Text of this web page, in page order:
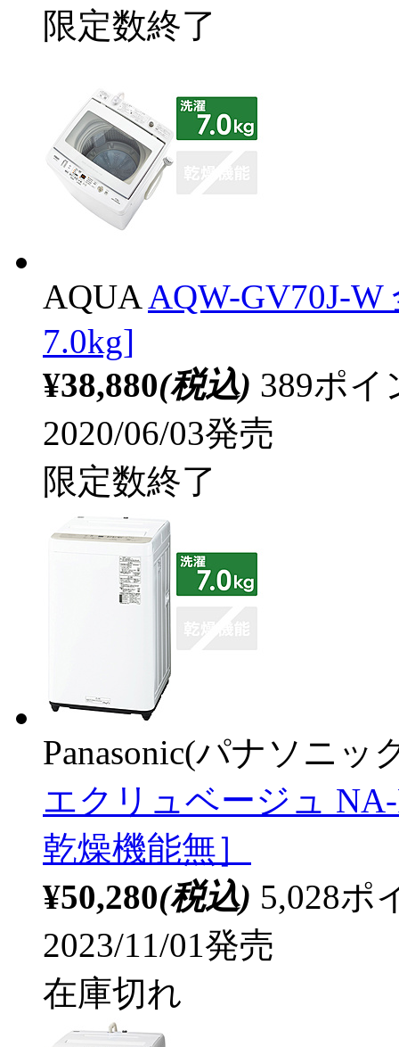
限定数終了
AQUA AQW-GV70J-
7.0kg]
¥38,880(税込) 389ポ
2020/06/03発売
限定数終了
Panasonic(パナソニッ
エクリュベージュ
乾燥機能無］
¥50,280(税込) 5,028ポ
2023/11/01発売
在庫切れ